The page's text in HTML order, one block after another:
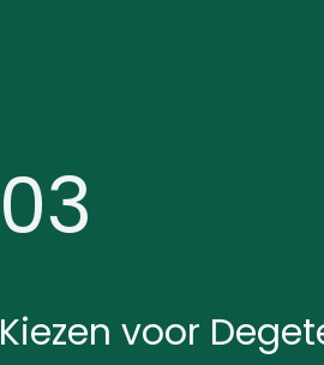
03
Kiezen voor